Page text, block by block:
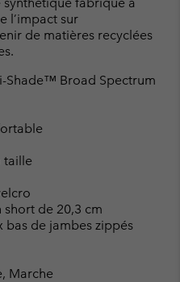
l’impact sur
de matières recyclées
Shade™ Broad Spectrum
taille
de 20,3 cm
bas de jambes zippés
Marche